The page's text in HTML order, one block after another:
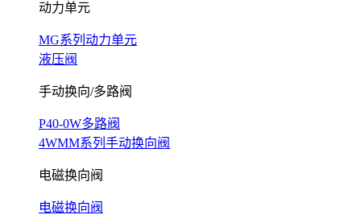
动力单元
MG系列动力单元
液压阀
手动换向/多路阀
P40-0W多路阀
4WMM系列手动换向阀
电磁换向阀
电磁换向阀